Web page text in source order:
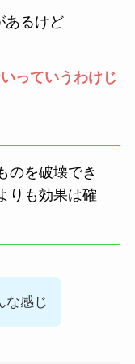
あるけど
っていうわけじ
のを破壊でき
りも効果は確
な感じ